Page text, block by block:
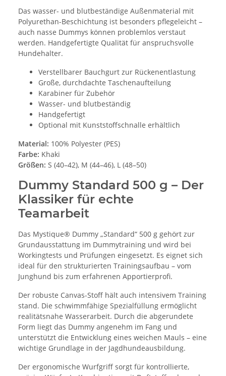
Das wasser- und blutbeständige Außenmaterial mit
Polyurethan-Beschichtung ist besonders pflegeleicht –
auch nasse Dummys können problemlos verstaut
werden. Handgefertigte Qualität für anspruchsvolle
Hundehalter.
Verstellbarer Bauchgurt zur Rückenentlastung
Große, durchdachte Taschenaufteilung
Karabiner für Zubehör
Wasser- und blutbeständig
Handgefertigt
Optional mit Kunststoffschnalle erhältlich
Material: 100% Polyester (PES)
Farbe: Khaki
Größen: S (40–42), M (44–46), L (48–50)
Dummy Standard 500 g – Der
Klassiker für echte
Teamarbeit
Das Mystique® Dummy „Standard“ 500 g gehört zur
Grundausstattung im Dummytraining und wird bei
Workingtests und Prüfungen eingesetzt. Es eignet sich
ideal für den strukturierten Trainingsaufbau – vom
Junghund bis zum erfahrenen Apportierprofi.
Der robuste Canvas-Stoff hält auch intensivem Training
stand. Die schwimmfähige Spezialfüllung ermöglicht
realitätsnahe Wasserarbeit. Durch die abgerundete
Form liegt das Dummy angenehm im Fang und
unterstützt die Entwicklung eines weichen Mauls – eine
wichtige Grundlage in der Jagdhundeausbildung.
Der ergonomische Wurfgriff sorgt für kontrollierte,